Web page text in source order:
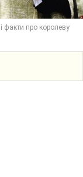
факти про королеву